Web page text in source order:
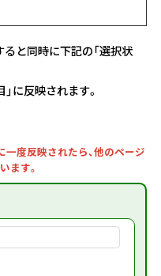
と同時に下記の「選択状
に反映されます。
度反映されたら、他のページ
ます。